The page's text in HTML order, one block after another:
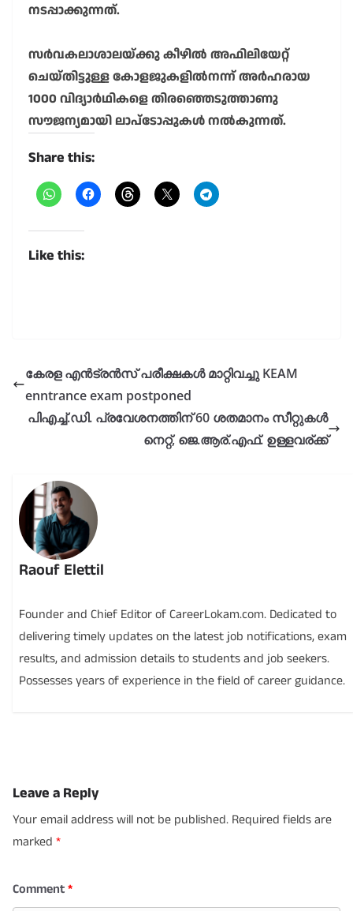
നടപ്പാക്കുന്നത്.
സർവകലാശാലയ്ക്കു കീഴിൽ അഫിലിയേറ്റ്
ചെയ്തിട്ടുള്ള കോളജുകളിൽനന്ന് അർഹരായ
1000 വിദ്യാർഥികളെ തിരഞ്ഞെടുത്താണു
സൗജന്യമായി ലാപ്ടോപ്പുകൾ നൽകുന്നത്.
Share this:
Like this:
കേരള എൻട്രൻസ് പരീക്ഷകൾ മാറ്റിവച്ചു KEAM
enntrance exam postponed
പിഎച്ച്.ഡി. പ്രവേശനത്തിന് 60 ശതമാനം സീറ്റുകൾ
നെറ്റ്, ജെ.ആര്.എഫ്. ഉള്ളവര്ക്ക്
Raouf Elettil
Founder and Chief Editor of CareerLokam.com. Dedicated to
delivering timely updates on the latest job notifications, exam
results, and admission details to students and job seekers.
Possesses years of experience in the field of career guidance.
Leave a Reply
Your email address will not be published. Required fields are
marked *
Comment*